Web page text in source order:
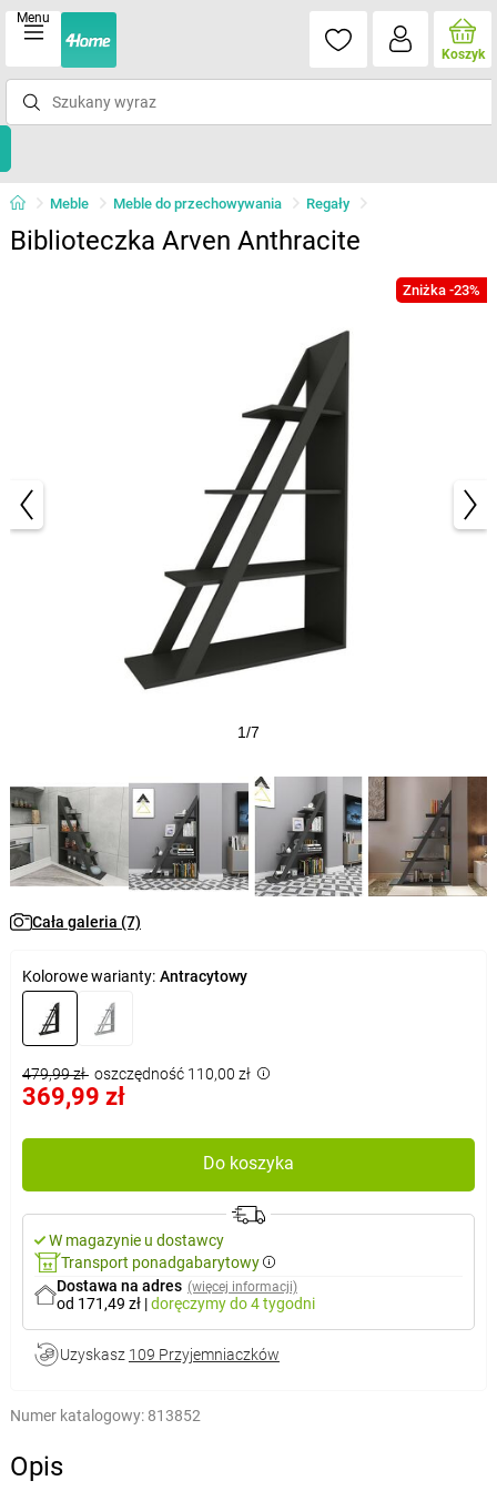
Menu
Koszyk
Meble Meble do przechowywania Regały
Biblioteczka Arven Anthracite
Zniżka -23%
1/7
Cała galeria (7)
Kolorowe warianty: Antracytowy
479,99 zł oszczędność 110,00 zł
369,99 zł
Do koszyka
W magazynie u dostawcy
Transport ponadgabarytowy
Dostawa na adres (więcej informacji)
od 171,49 zł |doręczymydo 4 tygodni
Uzyskasz 109 Przyjemniaczków
Numer katalogowy: 813852
Opis